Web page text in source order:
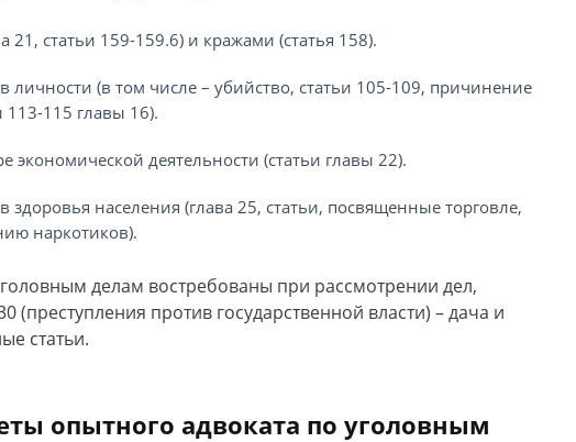
статьи 159-159.6) и кражами (статья 158).
личности (в том числе – убийство, статьи 105-109, причинение
113-115 главы 16).
экономической деятельности (статьи главы 22).
здоровья населения (глава 25, статьи, посвященные торговле,
наркотиков).
делам востребованы при рассмотрении дел,
(преступления против государственной власти) – дача и
статьи.
опытного адвоката по уголовным